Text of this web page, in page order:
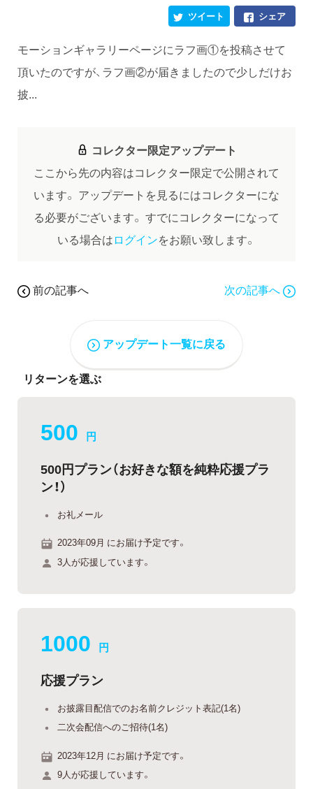
シェア
ツイート
モーションギャラリーページにラフ画①を投稿させて
頂いたのですが、ラフ画②が届きましたので少しだけお
披...
コレクター限定アップデート
ここから先の内容はコレクター限定で公開されて
います。 アップデートを見るにはコレクターにな
る必要がございます。 すでにコレクターになって
いる場合はログインをお願い致します。
前の記事へ 次の記事へ
アップデート一覧に戻る
リターンを選ぶ
500 円
500円プラン（お好きな額を純粋応援プラ
ン！）
お礼メール
2023年09月 にお届け予定です。
3人が応援しています。
1000 円
応援プラン
お披露目配信でのお名前クレジット表記(1名)
二次会配信へのご招待(1名)
2023年12月 にお届け予定です。
9人が応援しています。